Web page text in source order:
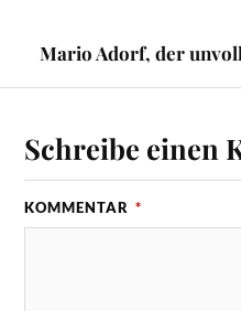
Mario Adorf, der
Schreibe einen
KOMMENTAR *